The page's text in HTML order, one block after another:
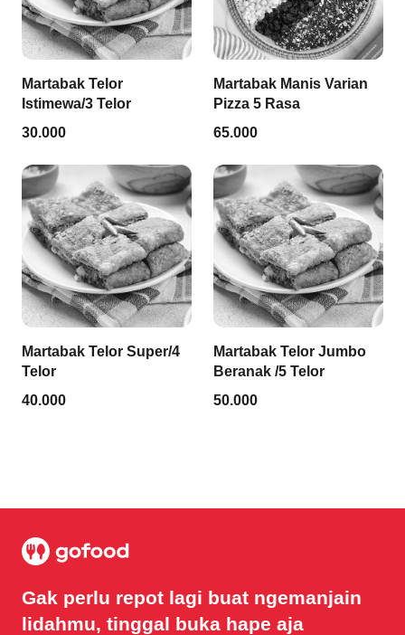
Martabak Telor
Istimewa/3 Telor
30.000
Martabak Manis Varian
Pizza 5 Rasa
65.000
Martabak Telor Super/4
Telor
40.000
Martabak Telor Jumbo
Beranak /5 Telor
50.000
Gak perlu repot lagi buat ngemanjain
lidahmu, tinggal buka hape aja